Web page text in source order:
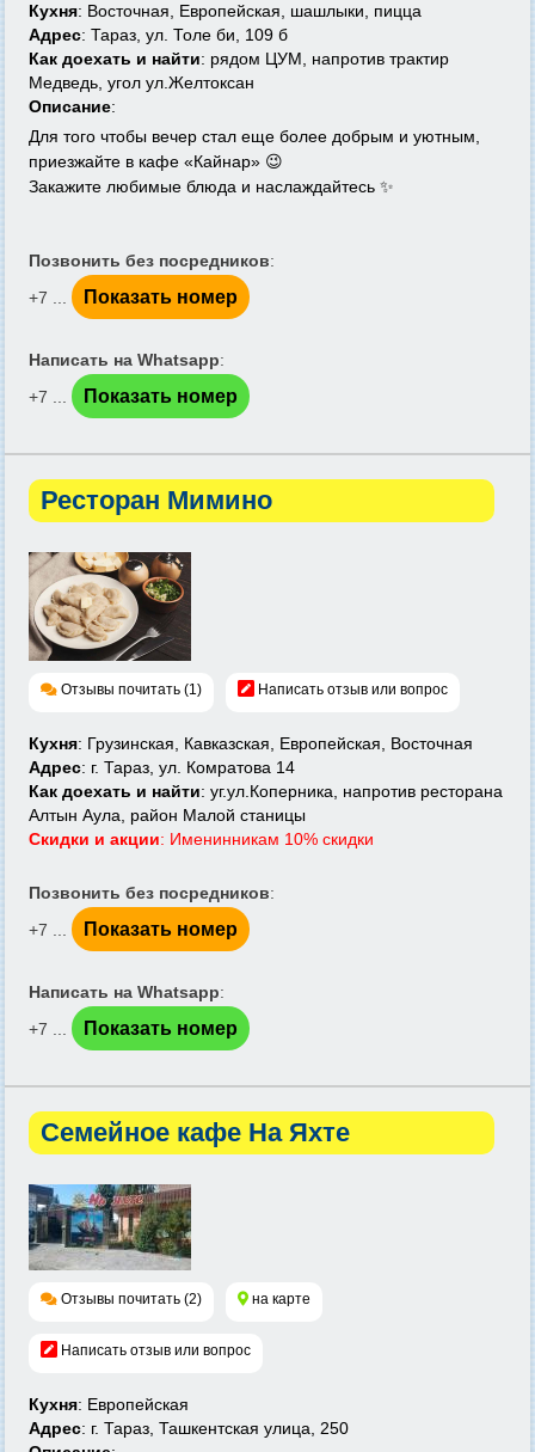
Кухня: Восточная, Европейская, шашлыки, пицца
Адрес: Тараз, ул. Толе би, 109 б
Как доехать и найти: рядом ЦУМ, напротив трактир
Медведь, угол ул.Желтоксан
Описание:
Для того чтобы вечер стал еще более добрым и уютным,
приезжайте в кафе «Кайнар» 😉
Закажите любимые блюда и наслаждайтесь ✨
Позвонить без посредников:
+7 ...
Показать номер
Написать на Whatsapp:
+7 ...
Показать номер
Ресторан Мимино
Отзывы почитать (1) Написать отзыв или вопрос
Кухня: Грузинская, Кавказская, Европейская, Восточная
Адрес: г. Тараз, ул. Комратова 14
Как доехать и найти: уг.ул.Коперника, напротив ресторана
Алтын Аула, район Малой станицы
Скидки и акции: Именинникам 10% скидки
Позвонить без посредников:
+7 ...
Показать номер
Написать на Whatsapp:
+7 ...
Показать номер
Семейное кафе На Яхте
Отзывы почитать (2) на карте
Написать отзыв или вопрос
Кухня: Европейская
Адрес: г. Тараз, Ташкентская улица, 250